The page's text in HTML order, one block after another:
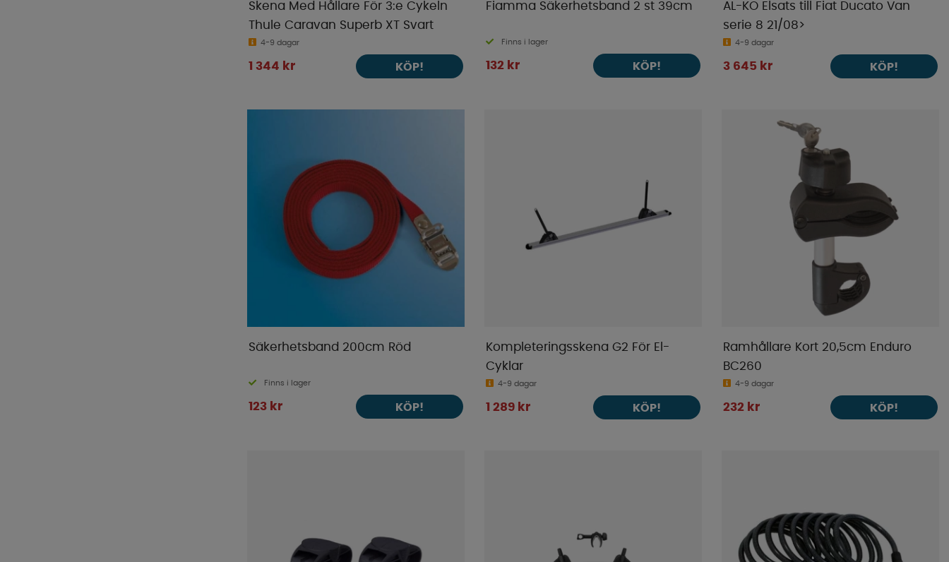
Skena Med Hållare För 3:e Cykeln
Thule Caravan Superb XT Svart
4-9 dagar
1 344 kr KÖP!
Fiamma Säkerhetsband 2 st 39cm
Finns i lager
132 kr KÖP!
AL-KO Elsats till Fiat Ducato Van
serie 8 21/08>
4-9 dagar
3 645 kr KÖP!
Säkerhetsband 200cm Röd
Finns i lager
123 kr KÖP!
Kompleteringsskena G2 För El-
Cyklar
4-9 dagar
1 289 kr KÖP!
Ramhållare Kort 20,5cm Enduro
BC260
4-9 dagar
232 kr KÖP!